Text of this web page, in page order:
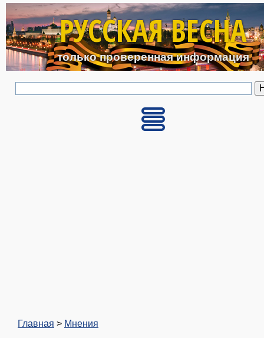
Перейти к основному
РУССКАЯ ВЕСНА
только проверенная информация
Главная > Мнения